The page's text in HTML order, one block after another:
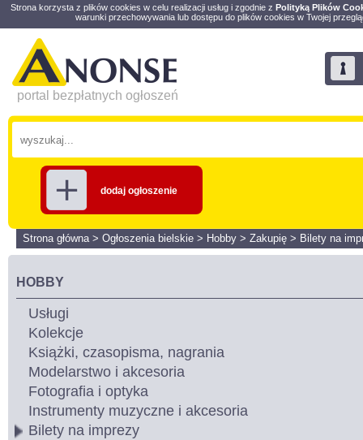
Strona korzysta z plików cookies w celu realizacji usług i zgodnie z Polityką Plików
warunki przechowywania lub dostępu do plików cookies w Twojej
portal bezpłatnych ogłoszeń
dodaj ogłoszenie
Strona główna> Ogłoszenia bielskie > Hobby > Zakupię > Bilety na
HOBBY
Usługi
Kolekcje
Książki, czasopisma, nagrania
Modelarstwo i akcesoria
Fotografia i optyka
Instrumenty muzyczne i akcesoria
Bilety na imprezy